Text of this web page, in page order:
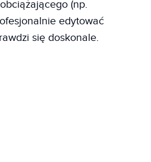
(np.
edytować
się doskonale.